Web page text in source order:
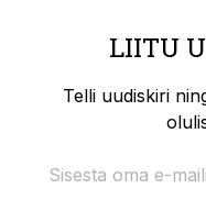
LIITU
Telli uudiskiri